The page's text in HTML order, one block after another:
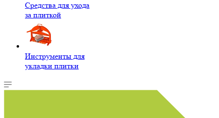
Средства для ухода
за плиткой
Инструменты для
укладки плитки